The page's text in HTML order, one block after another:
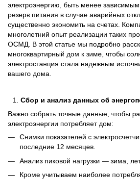
электроэнергию, быть менее
резерв питания в случае аварийных
существенно экономить на счетах.
многолетний опыт реализации таких
ОСМД. В этой статье мы подробно
многоквартирный дом к зиме, чтобы
электростанция стала надежным
вашего дома.
Сбор и анализ данных об
Важно собрать точные данные, чтобы
электроэнергии потребляет дом:
Снимки показателей с
последние 12 месяцев.
Анализ пиковой нагрузки — зима,
Кроме учитываем наиболее